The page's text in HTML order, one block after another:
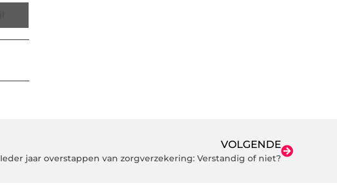
VOLGENDE
Ieder jaar overstappen van zorgverzekering: Verstandig of niet?